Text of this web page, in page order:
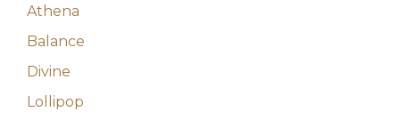
Athena
Balance
Divine
Lollipop